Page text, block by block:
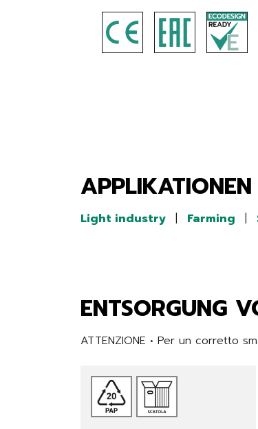
APPLIKATIONEN
Light industry | Farming |
ENTSORGUNG
ATTENZIONE • Per un corretto